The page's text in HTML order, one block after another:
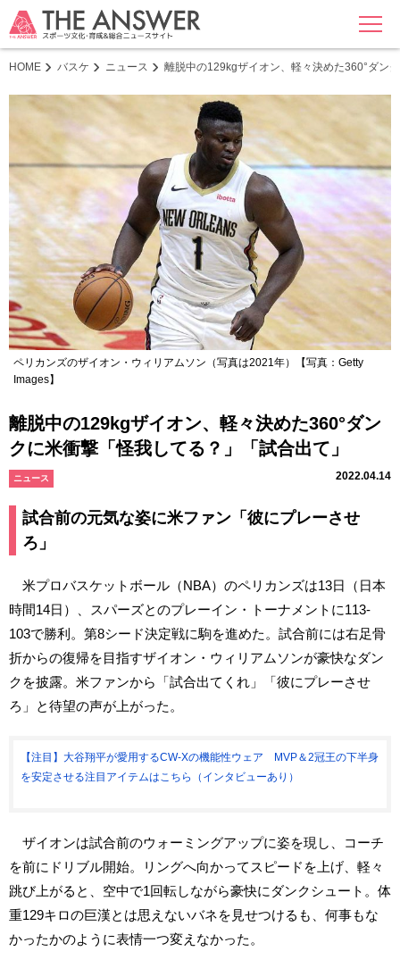
MENU
HOME バスケ ニュース 離脱中の129kgザイオン、軽々決めた360°ダン
ペリカンズのザイオン・ウィリアムソン（写真は2021年）【写真：Getty
Images】
離脱中の129kgザイオン、軽々決めた360°ダン
クに米衝撃「怪我してる？」「試合出て」
ニュース 2022.04.14
試合前の元気な姿に米ファン「彼にプレーさせ
ろ」
米プロバスケットボール（NBA）のペリカンズは13日（日本
時間14日）、スパーズとのプレーイン・トーナメントに113-
103で勝利。第8シード決定戦に駒を進めた。試合前には右足骨
折からの復帰を目指すザイオン・ウィリアムソンが豪快なダン
クを披露。米ファンから「試合出てくれ」「彼にプレーさせ
ろ」と待望の声が上がった。
【注目】大谷翔平が愛用するCW-Xの機能性ウェア MVP＆2冠王の下半身
を安定させる注目アイテムはこちら（インタビューあり）
ザイオンは試合前のウォーミングアップに姿を現し、コーチ
を前にドリブル開始。リングへ向かってスピードを上げ、軽々
跳び上がると、空中で1回転しながら豪快にダンクシュート。体
重129キロの巨漢とは思えないバネを見せつけるも、何事もな
かったかのように表情一つ変えなかった。